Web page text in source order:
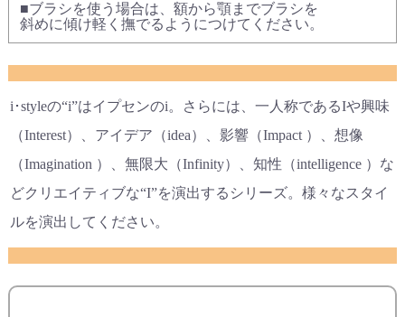
■ブラシを使う場合は、額から顎までブラシを
斜めに傾け軽く撫でるようにつけてください。
i･styleの“i”はイプセンのi。さらには、一人称であるIや興味
（Interest）、アイデア（idea）、影響（Impact ）、想像
（Imagination ）、無限大（Infinity）、知性（intelligence ）な
どクリエイティブな“I”を演出するシリーズ。様々なスタイ
ルを演出してください。